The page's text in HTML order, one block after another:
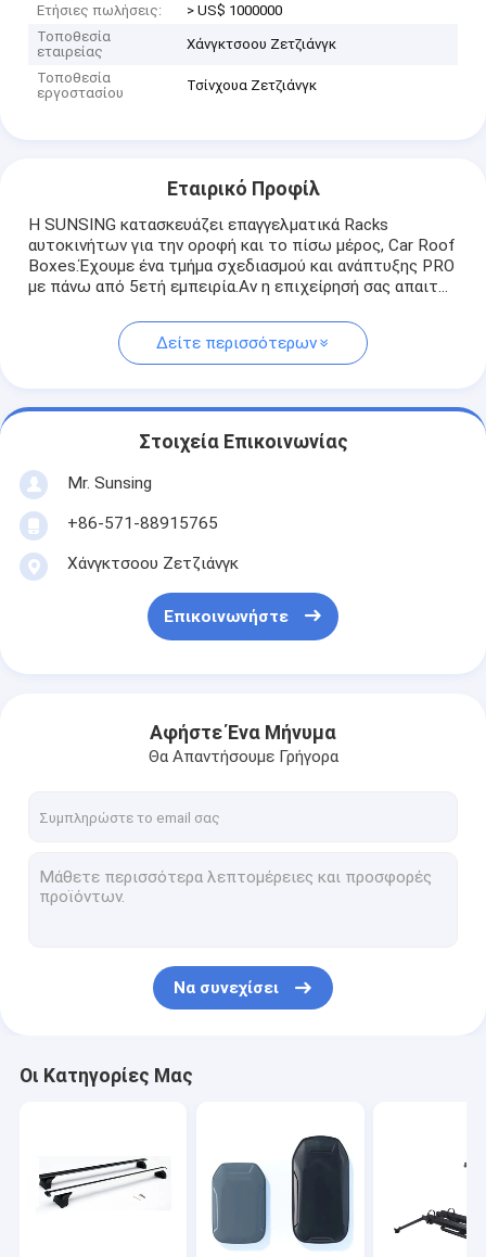
Ετήσιες πωλήσεις:
> US$ 1000000
Τοποθεσία
εταιρείας
Χάνγκτσοου Ζετζιάνγκ
Τοποθεσία
εργοστασίου
Τσίνχουα Ζετζιάνγκ
Εταιρικό Προφίλ
Η SUNSING κατασκευάζει επαγγελματικά Racks
αυτοκινήτων για την οροφή και το πίσω μέρος, Car Roof
Boxes.Έχουμε ένα τμήμα σχεδιασμού και ανάπτυξης PRO
με πάνω από 5ετή εμπειρία.Αν η επιχείρησή σας απαιτ...
Δείτε περισσότερων
Στοιχεία Επικοινωνίας
Mr. Sunsing
+86-571-88915765
Χάνγκτσοου Ζετζιάνγκ
Επικοινωνήστε
Αφήστε Ένα Μήνυμα
Θα Απαντήσουμε Γρήγορα
Να συνεχίσει
Οι Κατηγορίες Μας